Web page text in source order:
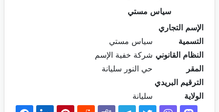
سياس مستي
الإسم التجاري
التسمية
سياس مستي
النظام القانوني شركة خفية الإسم
المقر
حي النور سليانة
الترقيم البريدي
الولاية
سليانة